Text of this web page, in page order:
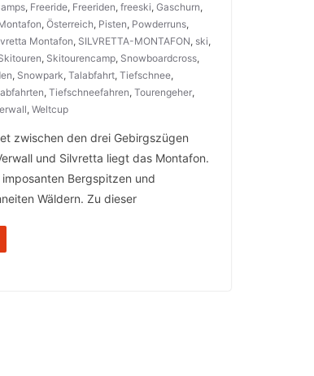
, Freeride, Freeriden,freeski,Gaschurn,
,Österreich, Pisten, Powderruns,
Montafon, SILVRETTA-MONTAFON, ski,
, Skitourencamp, Snowboardcross,
, Snowpark,Talabfahrt,Tiefschnee,
,Tiefschneefahren,Tourengeher,
,Weltcup
zwischen den drei Gebirgszügen
und Silvretta liegt das Montafon.
Bergspitzen und
Wäldern. Zu dieser